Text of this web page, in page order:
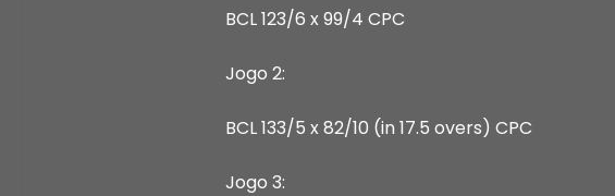
BCL 123/6 x 99/4 CPC
Jogo 2:
BCL 133/5 x 82/10 (in 17.5 overs) CPC
Jogo 3: